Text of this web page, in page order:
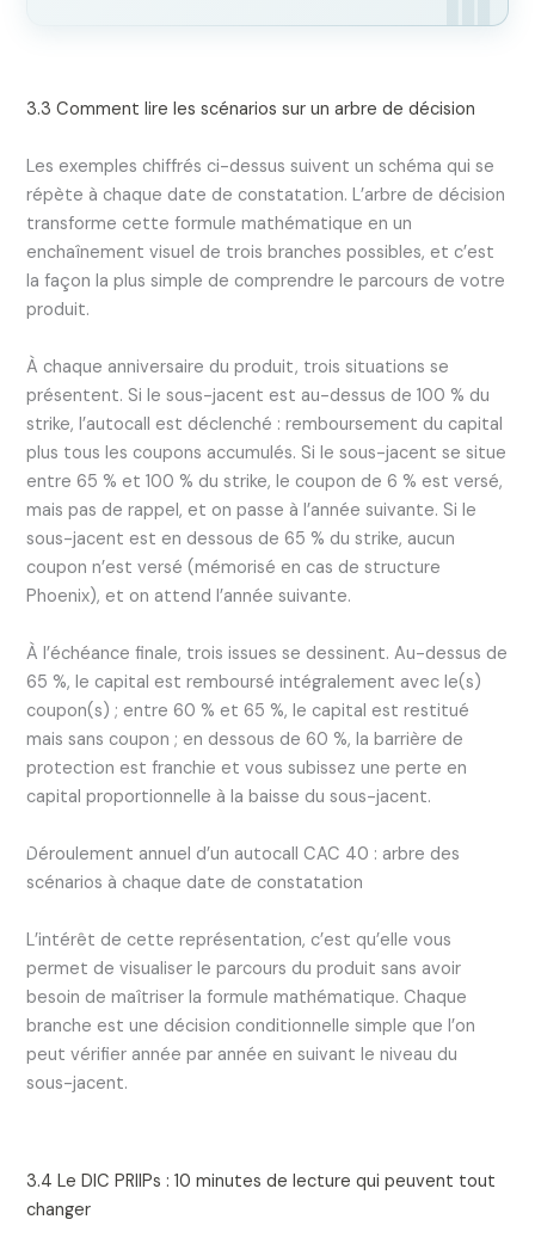
3.3 Comment lire les scénarios sur un arbre de décision
Les exemples chiffrés ci-dessus suivent un schéma qui se
répète à chaque date de constatation. L’arbre de décision
transforme cette formule mathématique en un
enchaînement visuel de trois branches possibles, et c’est
la façon la plus simple de comprendre le parcours de votre
produit.
À chaque anniversaire du produit, trois situations se
présentent. Si le sous-jacent est au-dessus de 100 % du
strike, l’autocall est déclenché : remboursement du capital
plus tous les coupons accumulés. Si le sous-jacent se situe
entre 65 % et 100 % du strike, le coupon de 6 % est versé,
mais pas de rappel, et on passe à l’année suivante. Si le
sous-jacent est en dessous de 65 % du strike, aucun
coupon n’est versé (mémorisé en cas de structure
Phoenix), et on attend l’année suivante.
À l’échéance finale, trois issues se dessinent. Au-dessus de
65 %, le capital est remboursé intégralement avec le(s)
coupon(s) ; entre 60 % et 65 %, le capital est restitué
mais sans coupon ; en dessous de 60 %, la barrière de
protection est franchie et vous subissez une perte en
capital proportionnelle à la baisse du sous-jacent.
Déroulement annuel d’un autocall CAC 40 : arbre des
scénarios à chaque date de constatation
L’intérêt de cette représentation, c’est qu’elle vous
permet de visualiser le parcours du produit sans avoir
besoin de maîtriser la formule mathématique. Chaque
branche est une décision conditionnelle simple que l’on
peut vérifier année par année en suivant le niveau du
sous-jacent.
3.4 Le DIC PRIIPs : 10 minutes de lecture qui peuvent tout
changer